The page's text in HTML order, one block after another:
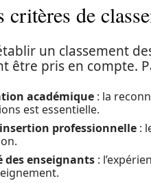
critères de
un classement
être pris en compte.
académique : la
est essentielle.
professionnelle :
des enseignants :